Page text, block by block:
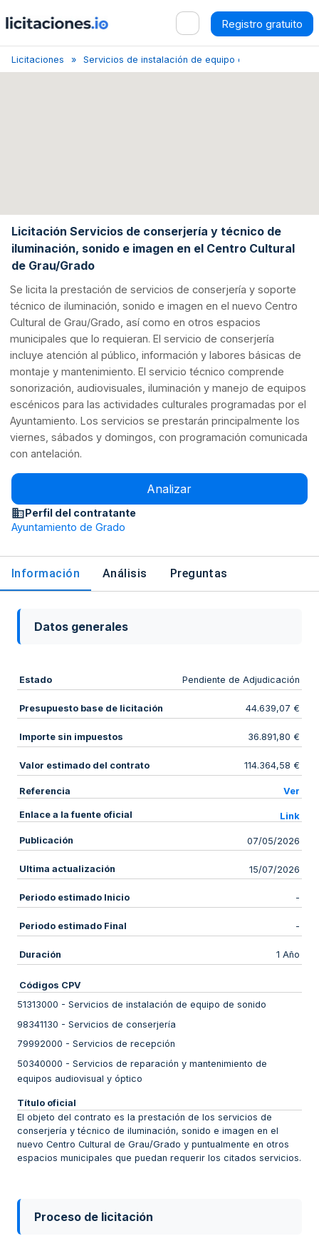
Registro gratuito
Licitaciones Servicios de instalación de equipo de sonido
Licitación Servicios de conserjería y técnico de
iluminación, sonido e imagen en el Centro Cultural
de Grau/Grado
Se licita la prestación de servicios de conserjería y soporte
técnico de iluminación, sonido e imagen en el nuevo Centro
Cultural de Grau/Grado, así como en otros espacios
municipales que lo requieran. El servicio de conserjería
incluye atención al público, información y labores básicas de
montaje y mantenimiento. El servicio técnico comprende
sonorización, audiovisuales, iluminación y manejo de equipos
escénicos para las actividades culturales programadas por el
Ayuntamiento. Los servicios se prestarán principalmente los
viernes, sábados y domingos, con programación comunicada
con antelación.
Analizar
Perfil del contratante
Ayuntamiento de Grado
Información Análisis Preguntas
Datos generales
Estado Pendiente de Adjudicación
Presupuesto base de licitación 44.639,07 €
Importe sin impuestos 36.891,80 €
Valor estimado del contrato 114.364,58 €
Referencia Ver
Enlace a la fuente oficial Link
Publicación 07/05/2026
Ultima actualización 15/07/2026
Periodo estimado Inicio -
Periodo estimado Final -
Duración 1 Año
Códigos CPV
51313000 - Servicios de instalación de equipo de sonido
98341130 - Servicios de conserjería
79992000 - Servicios de recepción
50340000 - Servicios de reparación y mantenimiento de
equipos audiovisual y óptico
Título oficial
El objeto del contrato es la prestación de los servicios de
conserjería y técnico de iluminación, sonido e imagen en el
nuevo Centro Cultural de Grau/Grado y puntualmente en otros
espacios municipales que puedan requerir los citados servicios.
Proceso de licitación